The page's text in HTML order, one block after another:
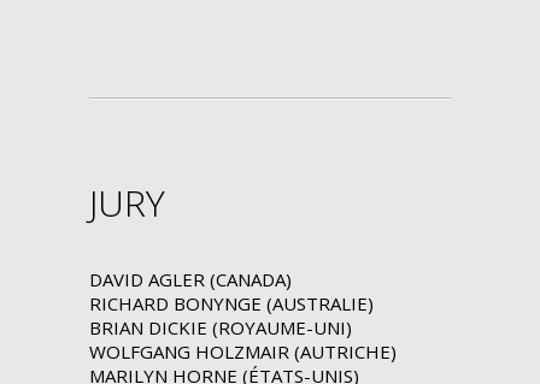
JURY
DAVID AGLER (CANADA)
RICHARD BONYNGE (AUSTRALIE)
BRIAN DICKIE (ROYAUME-UNI)
WOLFGANG HOLZMAIR (AUTRICHE)
MARILYN HORNE (ÉTATS-UNIS)